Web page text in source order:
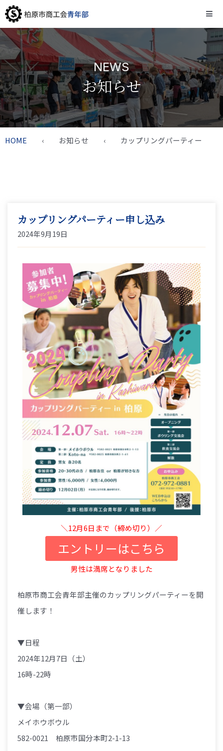
内
を
キ
ッ
プ
NEWS
お知らせ
HOME ‹ お知らせ ‹ カップリングパーティー
カップリングパーティー申し込み
2024年9月19日
＼12月6日まで（締め切り）／
エントリーはこちら
男性は満席となりました
柏原市商工会青年部主催のカップリングパーティーを開
催します！
▼日程
2024年12月7日（土）
16時-22時
▼会場（第一部）
メイホウボウル
582-0021 柏原市国分本町2-1-13